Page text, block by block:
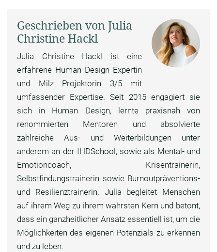
Geschrieben von Julia
Christine Hackl
Julia Christine Hackl ist eine
erfahrene Human Design Expertin
und Milz Projektorin 3/5 mit
umfassender Expertise. Seit 2015 engagiert sie
sich in Human Design, lernte praxisnah von
renommierten Mentoren und absolvierte
zahlreiche Aus- und Weiterbildungen unter
anderem an der IHDSchool, sowie als Mental- und
Emotioncoach, Krisentrainerin,
Selbstfindungstrainerin sowie Burnoutpräventions-
und Resilienztrainerin. Julia begleitet Menschen
auf ihrem Weg zu ihrem wahrsten Kern und betont,
dass ein ganzheitlicher Ansatz essentiell ist, um die
Möglichkeiten des eigenen Potenzials zu erkennen
und zu leben.